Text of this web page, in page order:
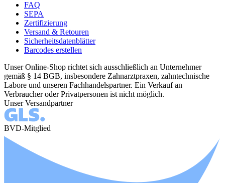
FAQ
SEPA
Zertifizierung
Versand & Retouren
Sicherheitsdatenblätter
Barcodes erstellen
Unser Online-Shop richtet sich ausschließlich an Unternehmer
gemäß § 14 BGB, insbesondere Zahnarztpraxen, zahntechnische
Labore und unseren Fachhandelspartner. Ein Verkauf an
Verbraucher oder Privatpersonen ist nicht möglich.
Unser Versandpartner
BVD-Mitglied